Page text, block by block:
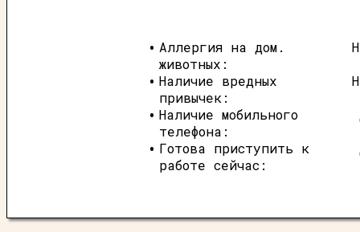
Аллергия на дом.
животных:
Наличие вредных
привычек:
Наличие мобильного
телефона:
Готова приступить к
работе сейчас: